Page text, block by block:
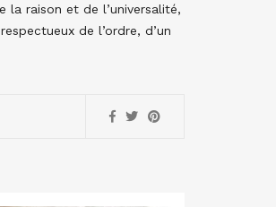
la raison et de l’universalité,
de l’ordre, d’un